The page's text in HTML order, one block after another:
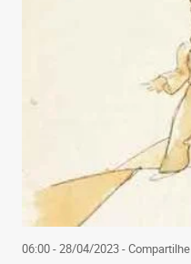
06:00 - 28/04/2023- Compartilhe